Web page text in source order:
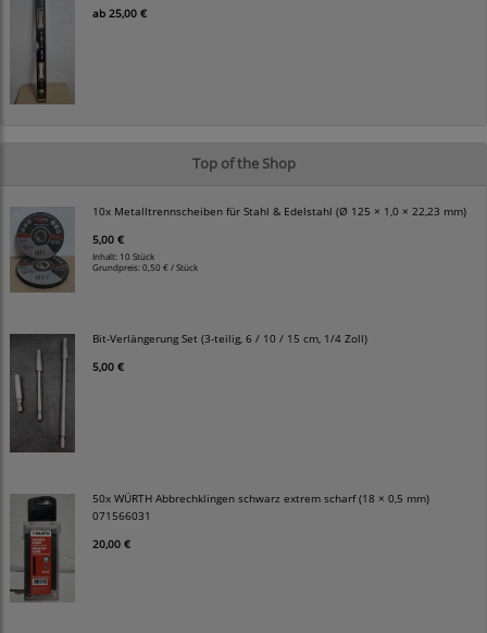
ab 25,00 €
Top of the Shop
10x Metalltrennscheiben für Stahl & Edelstahl (Ø 125 × 1,0 × 22,23 mm)
5,00 €
Inhalt: 10 Stück
Grundpreis:0,50 € / Stück
Bit-Verlängerung Set (3-teilig, 6 / 10 / 15 cm, 1/4 Zoll)
5,00 €
50x WÜRTH Abbrechklingen schwarz extrem scharf (18 × 0,5 mm)
071566031
20,00 €